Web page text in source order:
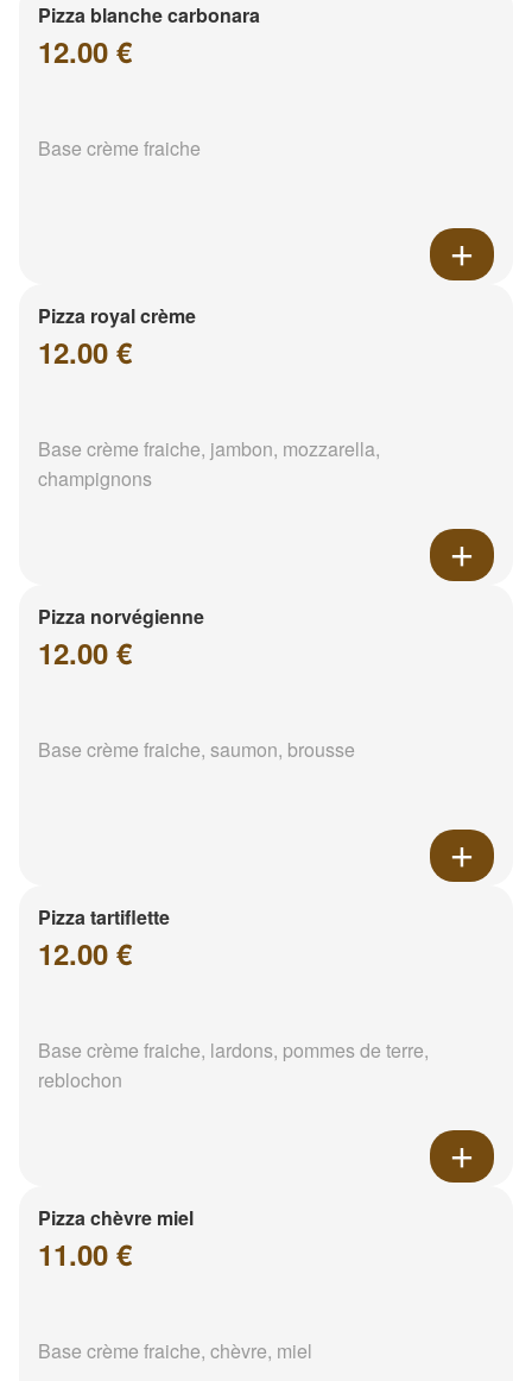
Pizza blanche carbonara
12.00 €
Base crème fraiche
Pizza royal crème
12.00 €
Base crème fraiche, jambon, mozzarella,
champignons
Pizza norvégienne
12.00 €
Base crème fraiche, saumon, brousse
Pizza tartiflette
12.00 €
Base crème fraiche, lardons, pommes de terre,
reblochon
Pizza chèvre miel
11.00 €
Base crème fraiche, chèvre, miel